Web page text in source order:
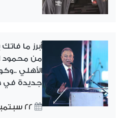
أبرز ما
من محمود
الأهلي
جديدة في
22 سبتمبر 2024